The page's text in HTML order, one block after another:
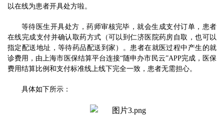
以在线为患者开具处方啦。
等待医生开具处方，药师审核完毕 ，就会生成支付订单，患者
在线完成支付并确认取药方式（可以到仁济医院药房自取，也可以
指定配送地址，等待药品配送到家）。患者在就医过程中产生的就
诊费用，由上海市医保结算平台连接“随申办市民云”APP完成，医保
费用结算比例和支付标准线上线下完全一致，患者无需担心。
具体如下所示：